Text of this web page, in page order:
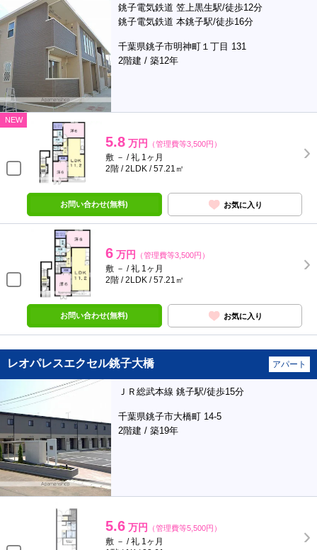
銚子電気鉄道 笠上黒生駅/徒歩12分
銚子電気鉄道 本銚子駅/徒歩16分
千葉県銚子市明神町１丁目 131
2階建 / 築12年
NEW
5.8 万円 （管理費等3,500円）
敷 － / 礼 1ヶ月
2階 / 2LDK / 57.21㎡
お問い合わせ(無料) お気に入り
6 万円 （管理費等3,500円）
敷 － / 礼 1ヶ月
2階 / 2LDK / 57.21㎡
お問い合わせ(無料) お気に入り
レオパレスエクセル銚子大橋 アパート
ＪＲ総武本線 銚子駅/徒歩15分
千葉県銚子市大橋町 14-5
2階建 / 築19年
5.6 万円 （管理費等5,500円）
敷 － / 礼 1ヶ月